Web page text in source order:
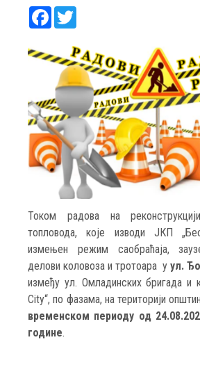
Facebook
Током радова на
топловода, које изводи ЈКП
измењен режим саобраћаја,
делови коловоза и тротоара у ул.
између ул. Омладинских бригада и
City“, по фазама, на територији
временском периоду од
године.